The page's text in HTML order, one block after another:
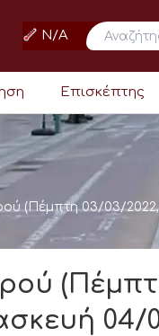
N/A
Επισκέπτης
(Πέμπτη 03/03/